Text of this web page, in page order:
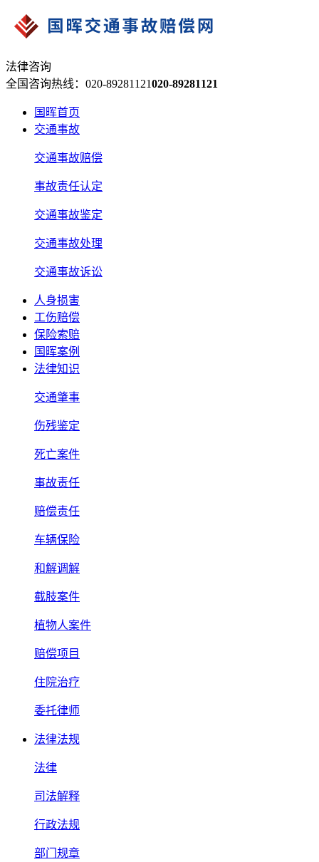
法律咨询
全国咨询热线：020-89281121020-89281121
国晖首页
交通事故
交通事故赔偿
事故责任认定
交通事故鉴定
交通事故处理
交通事故诉讼
人身损害
工伤赔偿
保险索赔
国晖案例
法律知识
交通肇事
伤残鉴定
死亡案件
事故责任
赔偿责任
车辆保险
和解调解
截肢案件
植物人案件
赔偿项目
住院治疗
委托律师
法律法规
法律
司法解释
行政法规
部门规章